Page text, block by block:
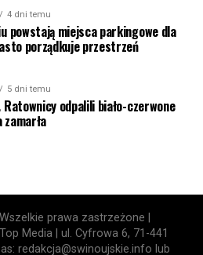
4 dni temu
powstają miejsca parkingowe dla
porządkuje przestrzeń
5 dni temu
Ratownicy odpalili biało-czerwone
prawa zastrzeżone |
Media | ul. Cyfrowa 6, 71-441
redakcja@swinoujskie.info lub